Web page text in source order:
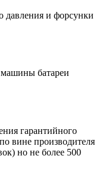
давления и форсунки
батареи
гарантийного
вине производителя
но не более 500